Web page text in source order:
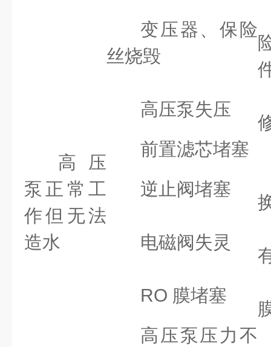
变压器、保险
丝烧毁
高压
泵正常工
作但无法
造水
高压泵失压
前置滤芯堵塞
逆止阀堵塞
电磁阀失灵
RO 膜堵塞
高压泵压力不